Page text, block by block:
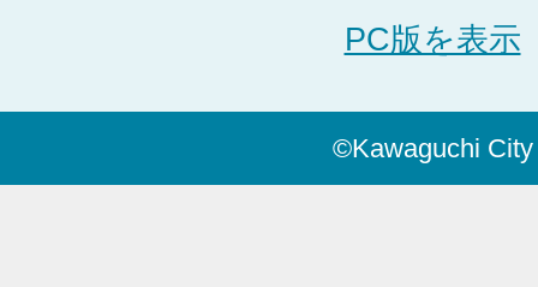
PC版を表示
©Kawaguchi City